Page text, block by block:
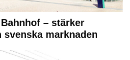
– stärker
marknaden